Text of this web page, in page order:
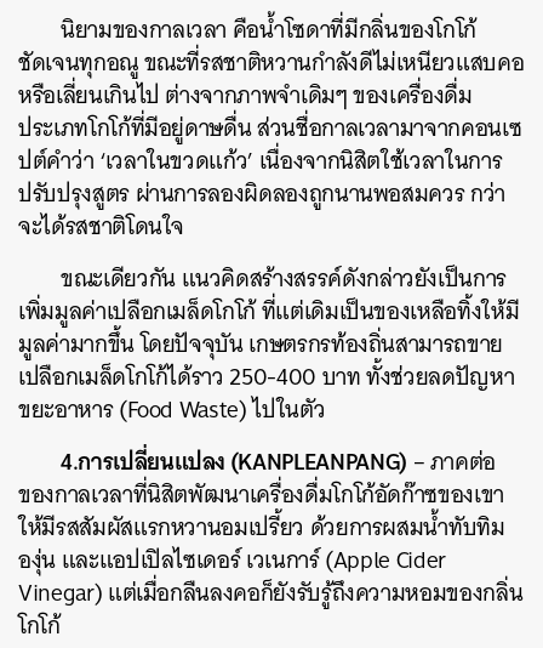
นิยามของกาลเวลา คือน้ำโซดาที่มีกลิ่นของโกโก้
ชัดเจนทุกอณู ขณะที่รสชาติหวานกำลังดีไม่เหนียวแสบคอ
หรือเลี่ยนเกินไป ต่างจากภาพจำเดิมๆ ของเครื่องดื่ม
ประเภทโกโก้ที่มีอยู่ดาษดื่น ส่วนชื่อกาลเวลามาจากคอนเซ
ปต์คำว่า ‘เวลาในขวดแก้ว’ เนื่องจากนิสิตใช้เวลาในการ
ปรับปรุงสูตร ผ่านการลองผิดลองถูกนานพอสมควร กว่า
จะได้รสชาติโดนใจ
ขณะเดียวกัน แนวคิดสร้างสรรค์ดังกล่าวยังเป็นการ
เพิ่มมูลค่าเปลือกเมล็ดโกโก้ ที่แต่เดิมเป็นของเหลือทิ้งให้มี
มูลค่ามากขึ้น โดยปัจจุบัน เกษตรกรท้องถิ่นสามารถขาย
เปลือกเมล็ดโกโก้ได้ราว 250-400 บาท ทั้งช่วยลดปัญหา
ขยะอาหาร (Food Waste) ไปในตัว
4.การเปลี่ยนแปลง (KANPLEANPANG) – ภาคต่อ
ของกาลเวลาที่นิสิตพัฒนาเครื่องดื่มโกโก้อัดก๊าซของเขา
ให้มีรสสัมผัสแรกหวานอมเปรี้ยว ด้วยการผสมน้ำทับทิม
องุ่น และแอปเปิลไซเดอร์ เวเนการ์ (Apple Cider
Vinegar) แต่เมื่อกลืนลงคอก็ยังรับรู้ถึงความหอมของกลิ่น
โกโก้